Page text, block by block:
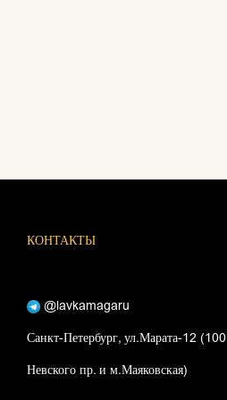
КОНТАКТЫ
@lavkamagaru
Санкт-Петербург, ул.Марата-12
Невского пр. и м.Маяковская)